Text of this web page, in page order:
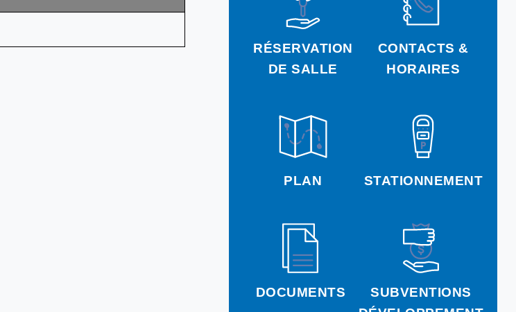
RÉSERVATION
DE SALLE
CONTACTS &
HORAIRES
PLAN STATIONNEMENT
DOCUMENTS
SUBVENTIONS